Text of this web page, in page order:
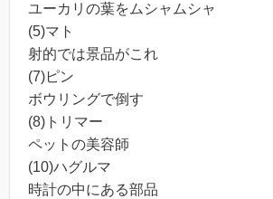
ユーカリの葉をムシャムシャ
(5)マト
射的では景品がこれ
(7)ピン
ボウリングで倒す
(8)トリマー
ペットの美容師
(10)ハグルマ
時計の中にある部品